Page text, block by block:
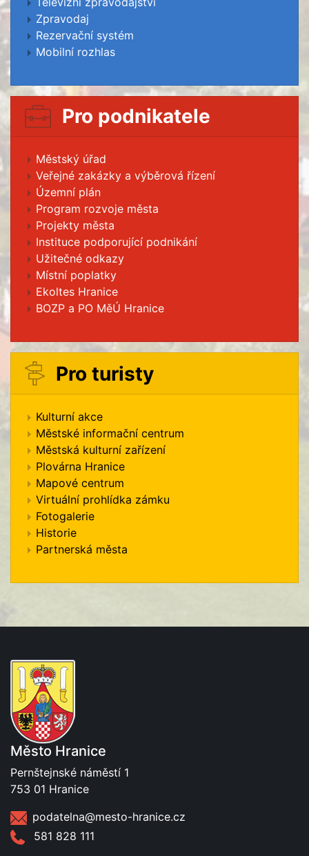
Zpravodaj
Rezervační systém
Mobilní rozhlas
Pro podnikatele
Městský úřad
Veřejné zakázky a výběrová řízení
Územní plán
Program rozvoje města
Projekty města
Instituce podporující podnikání
Užitečné odkazy
Místní poplatky
Ekoltes Hranice
BOZP a PO MěÚ Hranice
Pro turisty
Kulturní akce
Městské informační centrum
Městská kulturní zařízení
Plovárna Hranice
Mapové centrum
Virtuální prohlídka zámku
Fotogalerie
Historie
Partnerská města
Město Hranice
Pernštejnské náměstí 1
753 01 Hranice
podatelna@mesto-hranice.cz
581 828 111